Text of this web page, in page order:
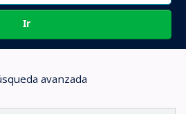
Ir
avanzada